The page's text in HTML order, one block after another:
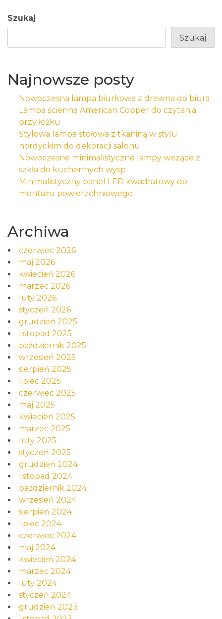
Szukaj
Szukaj
Najnowsze posty
Nowoczesna lampa biurkowa z drewna do biura
Lampa ścienna American Copper do czytania
przy łóżku
Stylowa lampa stołowa z tkaniną w stylu
nordyckim do dekoracji salonu
Nowoczesne minimalistyczne lampy wiszące z
szkła do kuchennych wysp
Minimalistyczny panel LED kwadratowy do
montażu powierzchniowego
Archiwa
czerwiec 2026
maj 2026
kwiecień 2026
marzec 2026
luty 2026
styczeń 2026
grudzień 2025
listopad 2025
październik 2025
wrzesień 2025
sierpień 2025
lipiec 2025
czerwiec 2025
maj 2025
kwiecień 2025
marzec 2025
luty 2025
styczeń 2025
grudzień 2024
listopad 2024
październik 2024
wrzesień 2024
sierpień 2024
lipiec 2024
czerwiec 2024
maj 2024
kwiecień 2024
marzec 2024
luty 2024
styczeń 2024
grudzień 2023